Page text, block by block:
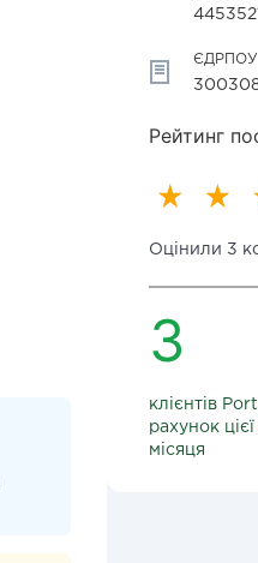
ЄДРПОУ
Рейтинг
Оцінили 3
3
клієнтів
рахунок
місяця